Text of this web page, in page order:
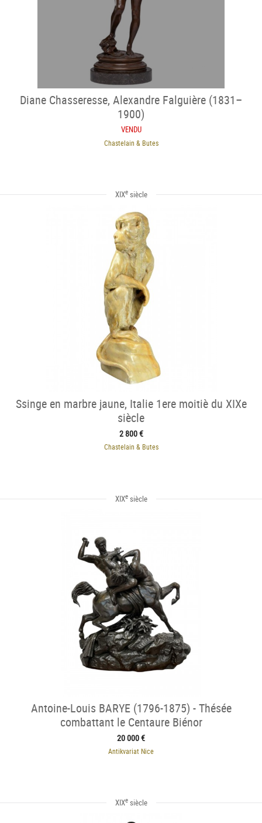
Diane Chasseresse, Alexandre Falguière (1831–
1900)
VENDU
Chastelain & Butes
XIXesiècle
Ssinge en marbre jaune, Italie 1ere moitiè du XIXe
siècle
2 800 €
Chastelain & Butes
XIXesiècle
Antoine-Louis BARYE (1796-1875) - Thésée
combattant le Centaure Biénor
20 000 €
Antikvariat Nice
XIXesiècle